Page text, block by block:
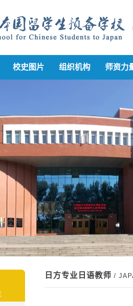
校史图片 组织机构 师资力
日方专业日语教师 /